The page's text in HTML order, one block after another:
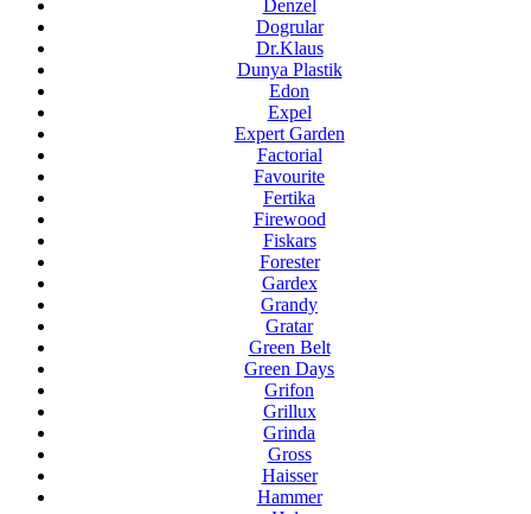
Denzel
Dogrular
Dr.Klaus
Dunya Plastik
Edon
Expel
Expert Garden
Factorial
Favourite
Fertika
Firewood
Fiskars
Forester
Gardex
Grandy
Gratar
Green Belt
Green Days
Grifon
Grillux
Grinda
Gross
Haisser
Hammer